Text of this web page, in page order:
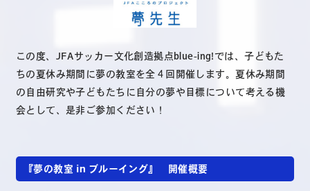
この度、JFAサッカー文化創造拠点blue-ing!では、子どもた
ちの夏休み期間に夢の教室を全４回開催します。夏休み期間
の自由研究や子どもたちに自分の夢や目標について考える機
会として、是非ご参加ください！
『夢の教室 in ブルーイング』 開催概要